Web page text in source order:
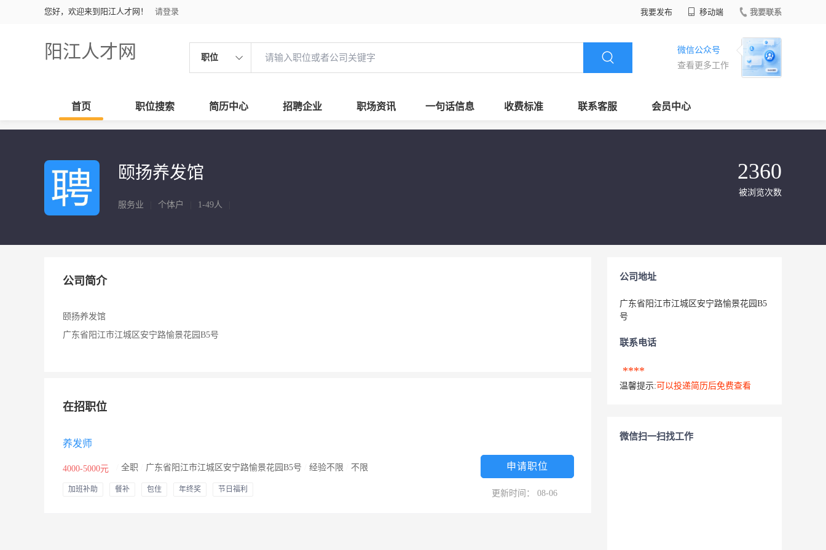
您好，欢迎来到阳江人才网！ 请登录 我要发布 移动端 我要联系
阳江人才网 职位
微信公众号
查看更多工作
首页 职位搜索 简历中心 招聘企业 职场资讯 一句话信息 收费标准 联系客服 会员中心
颐扬养发馆
服务业 个体户 1-49人
2360
被浏览次数
公司简介
颐扬养发馆
广东省阳江市江城区安宁路愉景花园B5号
在招职位
养发师
4000-5000元 全职 广东省阳江市江城区安宁路愉景花园B5号 经验不限 不限
加班补助 餐补 包住 年终奖 节日福利
申请职位
更新时间： 08-06
公司地址
广东省阳江市江城区安宁路愉景花园B5
号
联系电话
****
温馨提示: 可以投递简历后免费查看
微信扫一扫找工作